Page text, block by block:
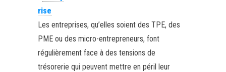
rise
Les entreprises, qu’elles soient des TPE, des
PME ou des micro-entrepreneurs, font
régulièrement face à des tensions de
trésorerie qui peuvent mettre en péril leur